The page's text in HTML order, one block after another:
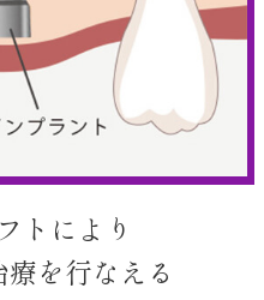
トにより
療を行なえる